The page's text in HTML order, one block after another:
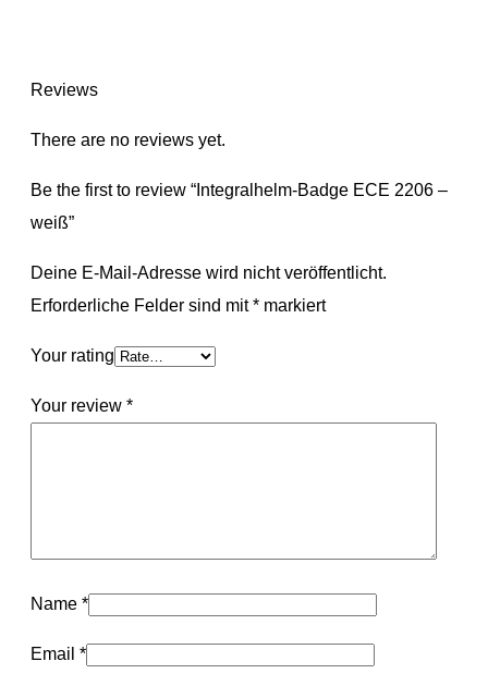
Reviews
There are no reviews yet.
Be the first to review “Integralhelm-Badge ECE 2206 –
weiß”
Deine E-Mail-Adresse wird nicht veröffentlicht.
Erforderliche Felder sind mit* markiert
Your rating
Your review *
Name *
Email *